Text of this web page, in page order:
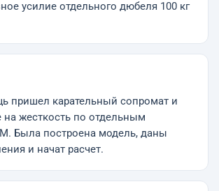
усилие отдельного дюбеля 100 кг
пришел карательный сопромат и
на жесткость по отдельным
Была построена модель, даны
и начат расчет.